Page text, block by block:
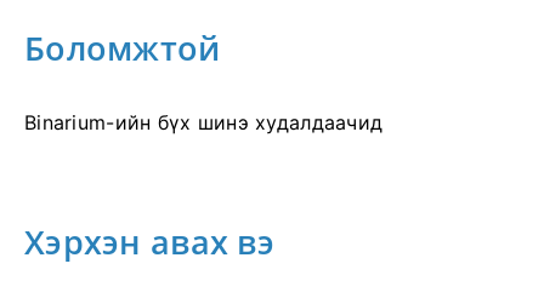
Боломжтой
Binarium-ийн бүх шинэ худалдаачид
Хэрхэн авах вэ